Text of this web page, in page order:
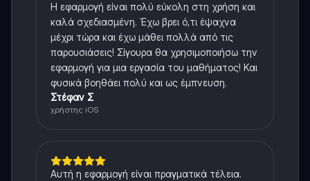
Η εφαρμογή είναι πολύ εύκολη στη χρήση και
καλά σχεδιασμένη. Έχω βρει ό,τι έψαχνα
μέχρι τώρα και έχω μάθει πολλά από τις
παρουσιάσεις! Σίγουρα θα χρησιμοποιήσω την
εφαρμογή για μια εργασία του μαθήματος! Και
φυσικά βοηθάει πολύ και ως έμπνευση.
Στέφαν Σ
χρήστης iOS
Αυτή η εφαρμογή είναι πραγματικά τέλεια.